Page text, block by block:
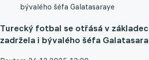
bývalého šéfa Galatasaraye
Turecký fotbal se otřásá v
zadržela i bývalého šéfa